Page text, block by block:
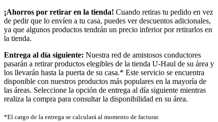
¡Ahorros por retirar en la tienda! Cuando retiras tu pedido en vez
de pedir que lo envíen a tu casa, puedes ver descuentos adicionales,
ya que algunos productos tendrán un precio inferior por retirarlos en
la tienda.
Entrega al día siguiente: Nuestra red de amistosos conductores
pasarán a retirar productos elegibles de la tienda U-Haul de su área y
los llevarán hasta la puerta de su casa.* Este servicio se encuentra
disponible con nuestros productos más populares en la mayoría de
las áreas. Seleccione la opción de entrega al día siguiente mientras
realiza la compra para consultar la disponibilidad en su área.
*El cargo de la entrega se calculará al momento de facturar.